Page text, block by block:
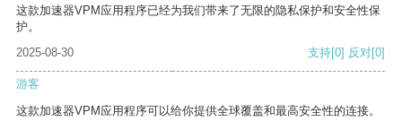
这款加速器VPM应用程序已经为我们带来了无限的隐私保护和安全性保
护。
2025-08-30
支持[0] 反对[0]
游客
这款加速器VPM应用程序可以给你提供全球覆盖和最高安全性的连接。